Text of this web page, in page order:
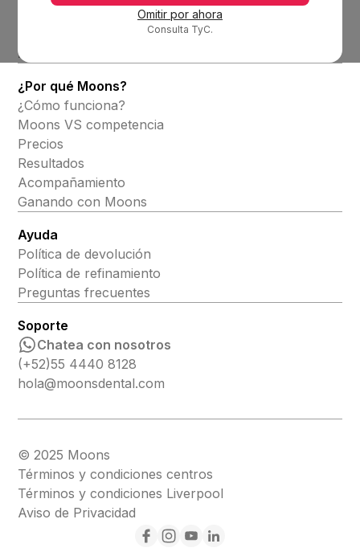
Omitir por ahora
Consulta TyC.
Alineadores invisibles
¿Por qué Moons?
¿Cómo funciona?
Moons VS competencia
Precios
Resultados
Acompañamiento
Ganando con Moons
Ayuda
Política de devolución
Política de refinamiento
Preguntas frecuentes
Soporte
Chatea con nosotros
(+52)55 4440 8128
hola@moonsdental.com
© 2025 Moons
Términos y condiciones centros
Términos y condiciones Liverpool
Aviso de Privacidad